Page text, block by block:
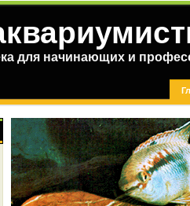
для начинающих и